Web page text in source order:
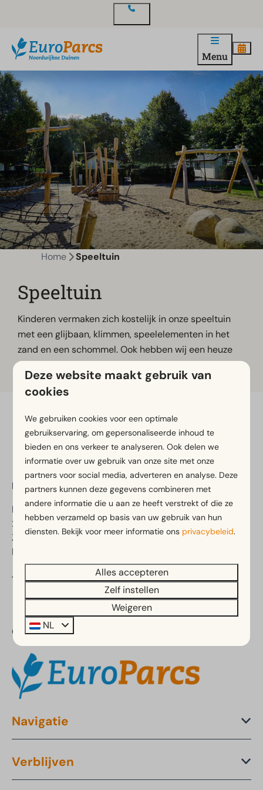
Menu
Home Speeltuin
Speeltuin
Kinderen vermaken zich kostelijk in onze speeltuin
met een glijbaan, klimmen, speelelementen in het
zand en een schommel. Ook hebben wij een heuze
airtrampoline!
Veilig betalen
EuroParcs Noordwijkse Duinen
Kapelleboslaan 41
2204 AJ Noordwijk
Zuid-Holland
Nederland
Telefoon:+31 (0)88 070 8530
Onderdeel van:
Navigatie
Verblijven
Deze website maakt gebruik van
cookies
We gebruiken cookies voor een optimale
gebruikservaring, om gepersonaliseerde inhoud te
bieden en ons verkeer te analyseren. Ook delen we
informatie over uw gebruik van onze site met onze
partners voor social media, adverteren en analyse. Deze
partners kunnen deze gegevens combineren met
andere informatie die u aan ze heeft verstrekt of die ze
hebben verzameld op basis van uw gebruik van hun
diensten. Bekijk voor meer informatie ons privacybeleid.
Alles accepteren
Zelf instellen
Weigeren
NL